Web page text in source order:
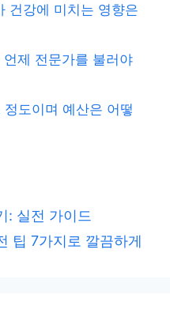
건강에 미치는 영향은
제 전문가를 불러야
도이며 예산은 어떻
: 실전 가이드
팁 7가지로 깔끔하게